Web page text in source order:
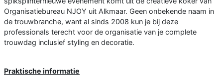
Organisatiebureau NJOY uit Alkmaar. Geen onbekende naam in
de trouwbranche, want al sinds 2008 kun je bij deze
professionals terecht voor de organisatie van je complete
trouwdag inclusief styling en decoratie.
Praktische informatie